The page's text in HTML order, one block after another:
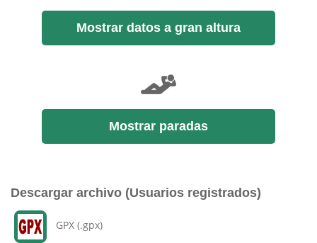
Mostrar datos a gran altura
Mostrar paradas
Descargar archivo (Usuarios registrados)
GPX (.gpx)